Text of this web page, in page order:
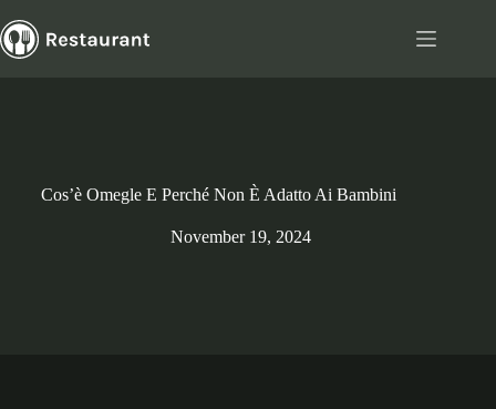
to
content
Cos’è Omegle E Perché Non È Adatto Ai Bambini
November 19, 2024